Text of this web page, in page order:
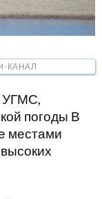
КАНАЛ
УГМС,
погоды В
местами